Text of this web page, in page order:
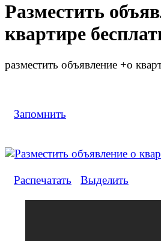
Разместить
квартире
разместить объявление +о
Запомнить
Распечатать Выделить